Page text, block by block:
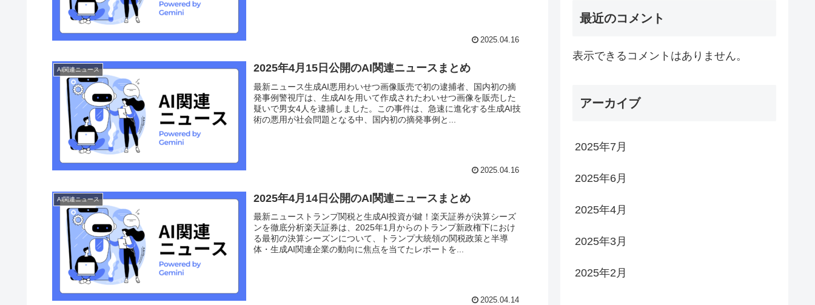
2025.04.16
AI関連ニュース 2025年4月15日公開のAI関連ニュースまとめ
最新ニュース生成AI悪用わいせつ画像販売で初の逮捕者、国内初の摘
発事例警視庁は、生成AIを用いて作成されたわいせつ画像を販売した
疑いで男女4人を逮捕しました。この事件は、急速に進化する生成AI技
術の悪用が社会問題となる中、国内初の摘発事例と...
2025.04.16
AI関連ニュース 2025年4月14日公開のAI関連ニュースまとめ
最新ニューストランプ関税と生成AI投資が鍵！楽天証券が決算シーズ
ンを徹底分析楽天証券は、2025年1月からのトランプ新政権下におけ
る最初の決算シーズンについて、トランプ大統領の関税政策と半導
体・生成AI関連企業の動向に焦点を当てたレポートを...
2025.04.14
最近のコメント
表示できるコメントはありません。
アーカイブ
2025年7月
2025年6月
2025年4月
2025年3月
2025年2月